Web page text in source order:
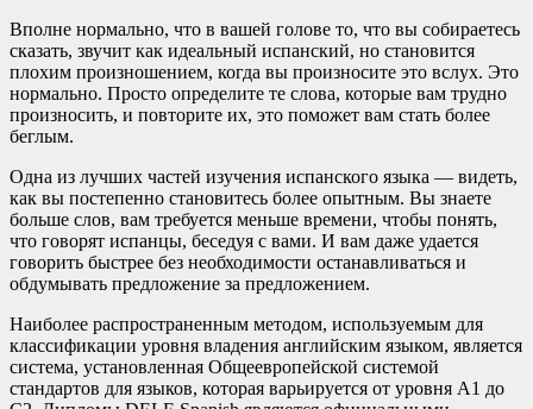
Вполне нормально, что в вашей голове то, что вы собираетесь
сказать, звучит как идеальный испанский, но становится
плохим произношением, когда вы произносите это вслух. Это
нормально. Просто определите те слова, которые вам трудно
произносить, и повторите их, это поможет вам стать более
беглым.
Одна из лучших частей изучения испанского языка — видеть,
как вы постепенно становитесь более опытным. Вы знаете
больше слов, вам требуется меньше времени, чтобы понять,
что говорят испанцы, беседуя с вами. И вам даже удается
говорить быстрее без необходимости останавливаться и
обдумывать предложение за предложением.
Наиболее распространенным методом, используемым для
классификации уровня владения английским языком, является
система, установленная Общеевропейской системой
стандартов для языков, которая варьируется от уровня A1 до